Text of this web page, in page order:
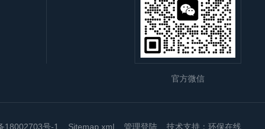
官方微信
18002703号-1 Sitemap.xml 管理登陆 技术支持： 环保在线